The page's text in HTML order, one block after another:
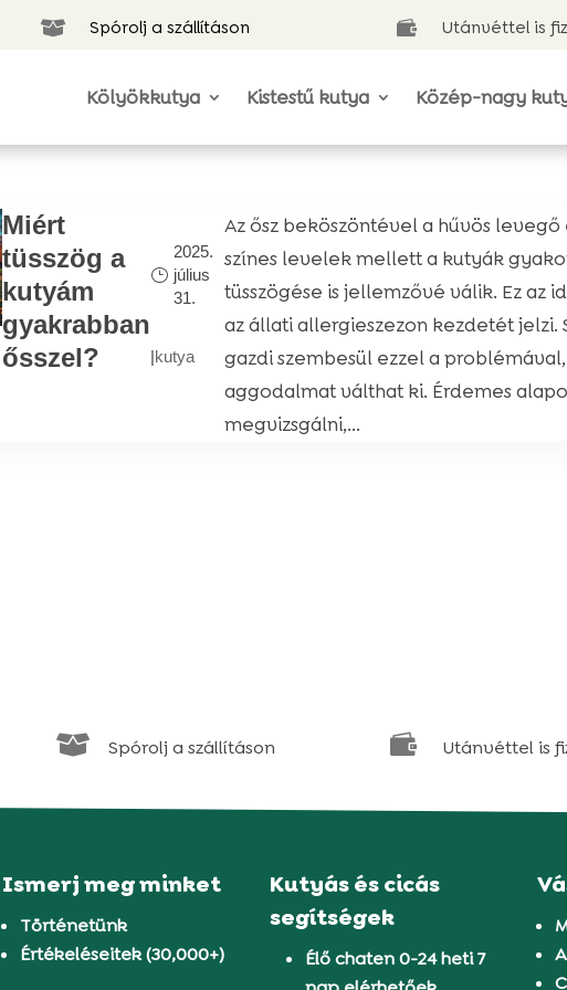
 Spórolj a szállításon  Utánvéttel is
Kölyökkutya Kistestű kutya Közép-nagy
Miért
tüsszög a
kutyám
gyakrabban
ősszel?
2025.
július
31.
|kutya
Az ősz beköszöntével a hűvös levegő
színes levelek mellett a kutyák
tüsszögése is jellemzővé válik. Ez az
az állati allergieszezon kezdetét jelzi.
gazdi szembesül ezzel a
aggodalmat válthat ki. Érdemes
megvizsgálni,...
 Spórolj a szállításon  Utánvéttel is
Ismerj meg minket
Történetünk
Értékeléseitek (30,000+)
Kutyás és cicás
segítségek
Élő chaten 0-24 heti 7